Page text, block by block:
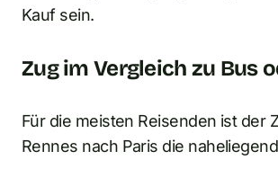
Kauf sein.
Zug im Vergleich zu Bus
Für die meisten Reisenden ist der
Rennes nach Paris die